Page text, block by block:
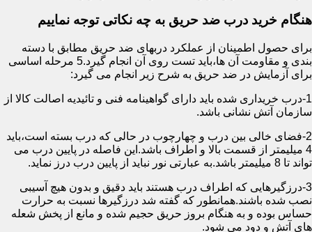
هنگام خرید درب ضد حریق به چه نکاتی توجه نماییم
برای حصول اطمینان از عملکرد دربهای ضد حریق مطابق با دسته
بندی و مقاومت آن ها،باید تست روی آن انجام گیرد.5 مرحله اساسی
برای آزمایش در ضد حریق به شرح زیر انجام می گیرد:
1-درب خریداری شده باید دارای گواهینامه فنی و تائیدیه اصالت کالا از
سازمان آتش نشانی باشد.
2-فضای خالی بین درب و چهارچوب در حالی که درب بسته است،باید
4 میلیمتر از قسمت بالا و اطراف باشد.این فاصله در پایین درب می
تواند تا 8 میلیمتر باشد.به عبارتی نور نباید از پایین درب درز نماید.
3-درزگیرهایی که اطراف درب هستند باید دقیق و بدون هیچ آسیبی
نصب شده باشند.همانطور که گفته شد درزگیرها نسبت به حرارت
حساس بوده و به هنگام بروز حریق حجیم شده و مانع از پخش شعله
های آتش و دود می شود.